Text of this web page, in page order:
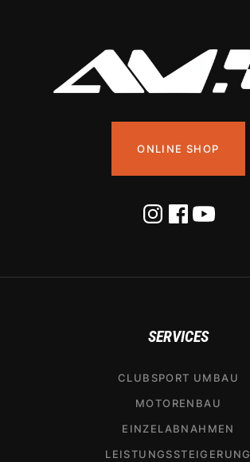
ONLINE SHOP
SERVICES
CLUBSPORT UMBAU
MOTORENBAU
EINZELABNAHMEN
LEISTUNGSSTEIGERUNG